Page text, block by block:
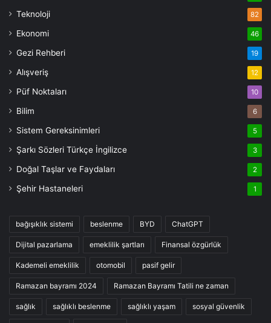
Teknoloji 82
Ekonomi 46
Gezi Rehberi 19
Alışveriş 12
Püf Noktaları 10
Bilim 6
Sistem Gereksinimleri 5
Şarkı Sözleri Türkçe İngilizce 3
Doğal Taşlar ve Faydaları 2
Şehir Hastaneleri 1
bağışıklık sistemi beslenme BYD ChatGPT
Dijital pazarlama emeklilik şartları Finansal özgürlük
Kademeli emeklilik otomobil pasif gelir
Ramazan bayramı 2024 Ramazan Bayramı Tatili ne zaman
sağlık sağlıklı beslenme sağlıklı yaşam sosyal güvenlik